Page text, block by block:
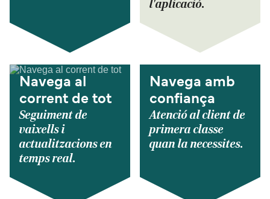
l'aplicació.
Navega al
corrent de tot
Seguiment de
vaixells i
actualitzacions en
temps real.
Navega amb
confiança
Atenció al client de
primera classe
quan la necessites.